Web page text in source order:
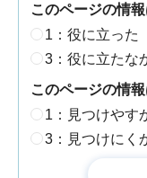
このページの情
1：役に立った
3：役に立たな
このページの情
1：見つけやす
3：見つけにく